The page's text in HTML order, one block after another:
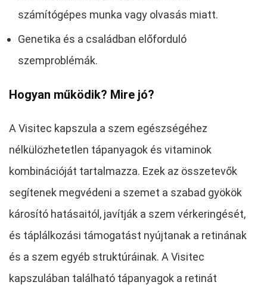
számítógépes munka vagy olvasás miatt.
Genetika és a családban előforduló
szemproblémák.
Hogyan működik? Mire jó?
A Visitec kapszula a szem egészségéhez
nélkülözhetetlen tápanyagok és vitaminok
kombinációját tartalmazza. Ezek az összetevők
segítenek megvédeni a szemet a szabad gyökök
károsító hatásaitól, javítják a szem vérkeringését,
és táplálkozási támogatást nyújtanak a retinának
és a szem egyéb struktúráinak. A Visitec
kapszulában található tápanyagok a retinát